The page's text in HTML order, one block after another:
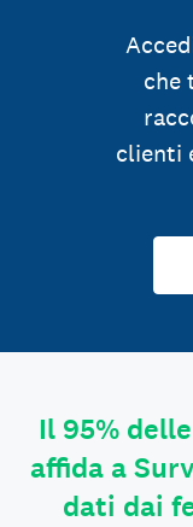
che
clienti
Il 95%
affida a
dati dai